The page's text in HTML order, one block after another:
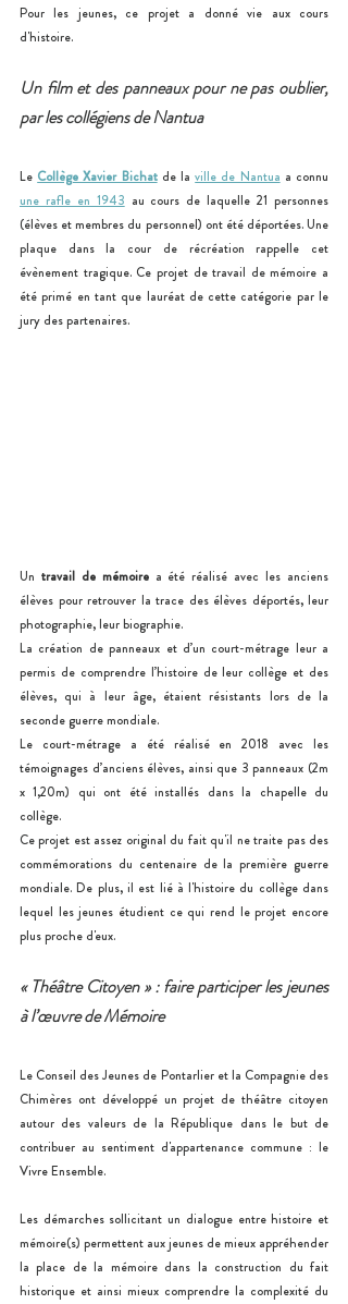
Pour les jeunes, ce projet a donné vie aux cours
d'histoire.
Un film et des panneaux pour ne pas oublier,
par les collégiens de Nantua
Le Collège Xavier Bichat de la ville de Nantua
une rafle en 1943 au cours de laquelle 21 personnes
(élèves et membres du personnel) ont été déportées. Une
plaque dans la cour de récréation rappelle cet
évènement tragique. Ce projet de travail de mémoire a
été primé en tant que lauréat de cette catégorie par le
jury des partenaires.
Un travail de mémoire a été réalisé avec les anciens
élèves pour retrouver la trace des élèves déportés, leur
photographie, leur biographie.
La création de panneaux et d’un court-métrage leur a
permis de comprendre l’histoire de leur collège et des
élèves, qui à leur âge, étaient résistants lors de la
seconde guerre mondiale.
Le court-métrage a été réalisé en 2018 avec les
témoignages d’anciens élèves, ainsi que 3 panneaux (2m
x 1,20m) qui ont été installés dans la chapelle du
collège.
Ce projet est assez original du fait qu'il ne traite pas des
commémorations du centenaire de la première guerre
mondiale. De plus, il est lié à l'histoire du collège dans
lequel les jeunes étudient ce qui rend le projet encore
plus proche d'eux.
« Théâtre Citoyen » : faire participer les jeunes
à l’œuvre de Mémoire
Le Conseil des Jeunes de Pontarlier et la Compagnie des
Chimères ont développé un projet de théâtre citoyen
autour des valeurs de la République dans le but de
contribuer au sentiment d'appartenance commune : le
Vivre Ensemble.
Les démarches sollicitant un dialogue entre histoire et
mémoire(s) permettent aux jeunes de mieux appréhender
la place de la mémoire dans la construction du fait
historique et ainsi mieux comprendre la complexité du